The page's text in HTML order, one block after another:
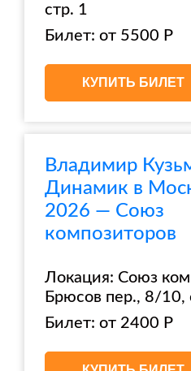
стр. 1
Билет: от 5500 Р
КУПИТЬ БИЛЕТ
Владимир
Динамик в
2026 — Союз
композиторов
Локация: Союз
Брюсов пер., 8/10,
Билет: от 2400 Р